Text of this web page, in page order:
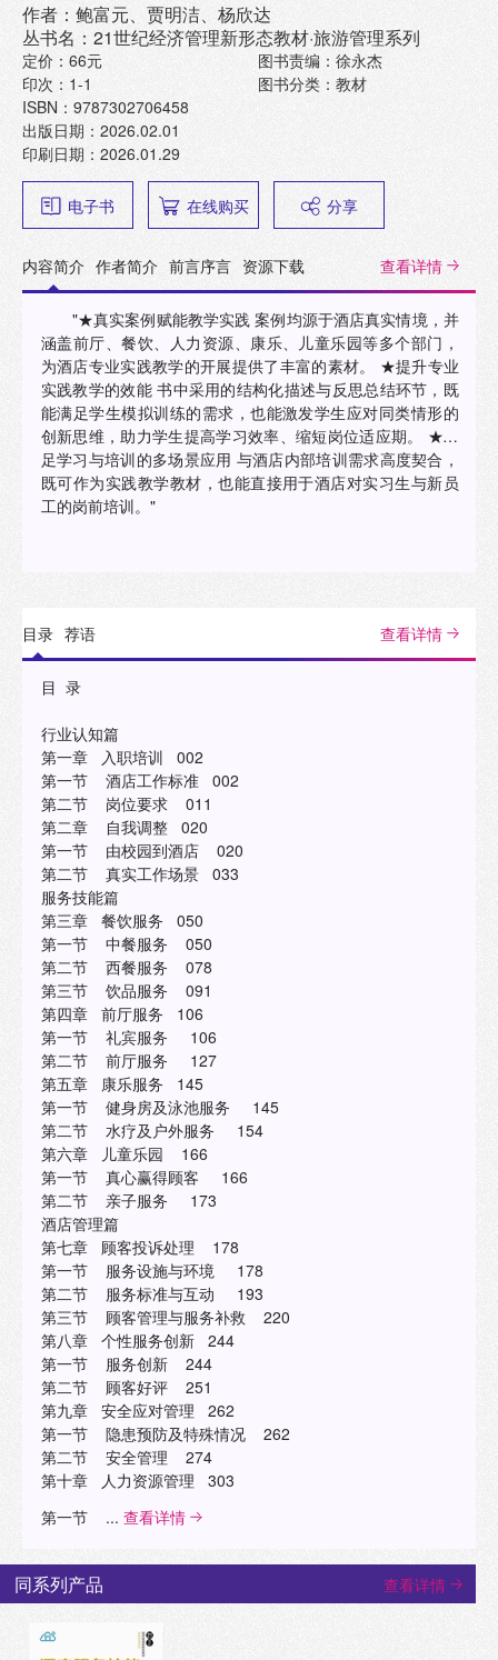
作者：鲍富元、贾明洁、杨欣达
丛书名：21世纪经济管理新形态教材·旅游管理系列
定价：66元
印次：1-1
ISBN：9787302706458
出版日期：2026.02.01
印刷日期：2026.01.29
图书责编：徐永杰
图书分类：教材
电子书 在线购买 分享
内容简介 作者简介 前言序言 资源下载 查看详情
"★真实案例赋能教学实践 案例均源于酒店真实情境，并
涵盖前厅、餐饮、人力资源、康乐、儿童乐园等多个部门，
为酒店专业实践教学的开展提供了丰富的素材。 ★提升专业
实践教学的效能 书中采用的结构化描述与反思总结环节，既
能满足学生模拟训练的需求，也能激发学生应对同类情形的
创新思维，助力学生提高学习效率、缩短岗位适应期。 ★满
足学习与培训的多场景应用 与酒店内部培训需求高度契合，
既可作为实践教学教材，也能直接用于酒店对实习生与新员
工的岗前培训。"
目录 荐语 查看详情
目 录
行业认知篇
第一章 入职培训 002
第一节 酒店工作标准 002
第二节 岗位要求 011
第二章 自我调整 020
第一节 由校园到酒店 020
第二节 真实工作场景 033
服务技能篇
第三章 餐饮服务 050
第一节 中餐服务 050
第二节 西餐服务 078
第三节 饮品服务 091
第四章 前厅服务 106
第一节 礼宾服务 106
第二节 前厅服务 127
第五章 康乐服务 145
第一节 健身房及泳池服务 145
第二节 水疗及户外服务 154
第六章 儿童乐园 166
第一节 真心赢得顾客 166
第二节 亲子服务 173
酒店管理篇
第七章 顾客投诉处理 178
第一节 服务设施与环境 178
第二节 服务标准与互动 193
第三节 顾客管理与服务补救 220
第八章 个性服务创新 244
第一节 服务创新 244
第二节 顾客好评 251
第九章 安全应对管理 262
第一节 隐患预防及特殊情况 262
第二节 安全管理 274
第十章 人力资源管理 303
第一节 ... 查看详情
同系列产品 查看详情